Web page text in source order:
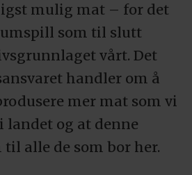
mulig mat – for det
som til slutt
vårt. Det
handler om å
mer mat som vi
landet og at denne
alle de som bor her.